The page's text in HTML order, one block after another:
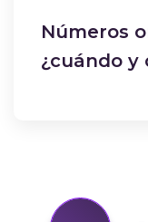
Números
¿cuándo y